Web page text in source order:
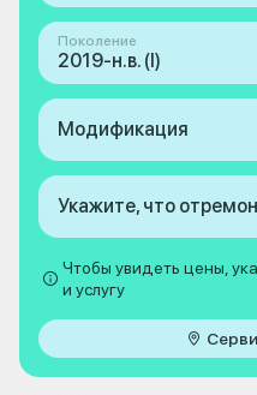
Поколение
2019-н.в. (I)
Модификация
Укажите, что
Чтобы увидеть цены,
и услугу